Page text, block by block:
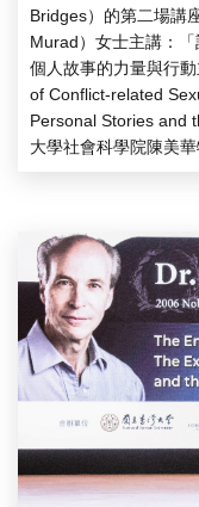
Bridges）的第二場講
Murad）女士主講：
個人故事的力量與行
of Conflict-related
Personal Stories and
大學社會科學院陳美